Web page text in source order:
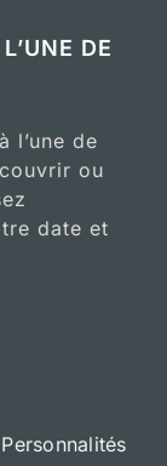
DE
l’une de
ou
date et